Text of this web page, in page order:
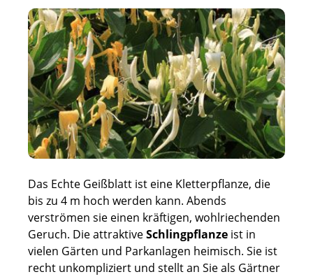
Das Echte Geißblatt ist eine Kletterpflanze, die
bis zu 4 m hoch werden kann. Abends
verströmen sie einen kräftigen, wohlriechenden
Geruch. Die attraktiveSchlingpflanze ist in
vielen Gärten und Parkanlagen heimisch. Sie ist
recht unkompliziert und stellt an Sie als Gärtner